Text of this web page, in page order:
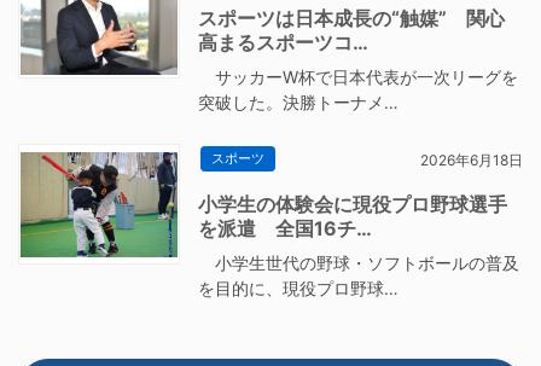
スポーツは日本成長の“触媒” 関心
高まるスポーツコ…
サッカーW杯で日本代表が一次リーグを
突破した。決勝トーナメ…
スポーツ 2026年6月18日
小学生の体験会に現役プロ野球選手
を派遣 全国16チ…
小学生世代の野球・ソフトボールの普及
を目的に、現役プロ野球…